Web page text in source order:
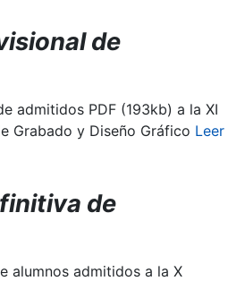
de
admitidos PDF (193kb) a la XI
Grabado y Diseño Gráfico Leer
de
alumnos admitidos a la X